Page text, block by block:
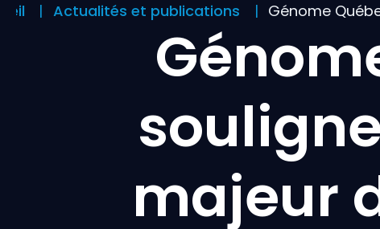
Actualités et publications Génome
majeur